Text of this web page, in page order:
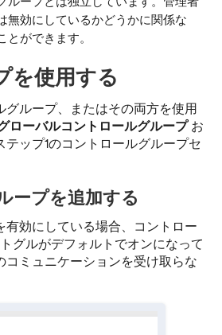
無効にしているかどうかに関係な
ができます。
を使用する
ループ、またはその両方を使用
ローバルコントロールグループ お
テップ1のコントロールグループセ
ープを追加する
効にしている場合、コントロー
トグルがデフォルトでオンになって
ミュニケーションを受け取らな